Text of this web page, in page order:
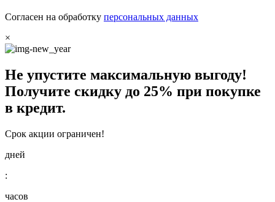
Согласен на обработку персональных данных
×
Не упустите максимальную выгоду!
Получите скидку до 25% при покупке
в кредит.
Срок акции ограничен!
дней
:
часов